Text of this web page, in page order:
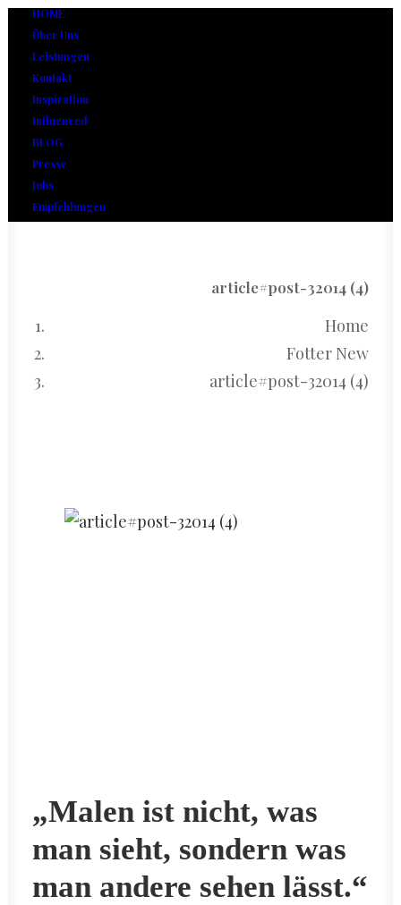
HOME
Über Uns
Leistungen
Kontakt
Inspiration
Influenced
BLOG
Presse
Jobs
Empfehlungen
article#post-32014 (4)
Home
Fotter New
article#post-32014 (4)
„Malen ist nicht, was
man sieht, sondern was
man andere sehen lässt.“